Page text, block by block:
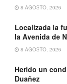
8 AGOSTO, 2026
Localizada la
la Avenida de
8 AGOSTO, 2026
Herido un
Duañez